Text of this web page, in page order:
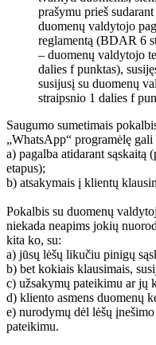
prašymu prieš
duomenų valdytojo
reglamentą (BDAR 6
– duomenų valdytojo
dalies f punktas),
susijusį su duomenų
straipsnio 1 dalies f
Saugumo sumetimais
„WhatsApp“ programėlę
a) pagalba atidarant sąskaitą
etapus);
b) atsakymais į klientų
Pokalbis su duomenų
niekada neapims jokių
kita ko, su:
a) jūsų lėšų likučiu pinigų
b) bet kokiais klausimais,
c) užsakymų pateikimu ar jų
d) kliento asmens duomenų
e) nurodymų dėl lėšų
pateikimu.